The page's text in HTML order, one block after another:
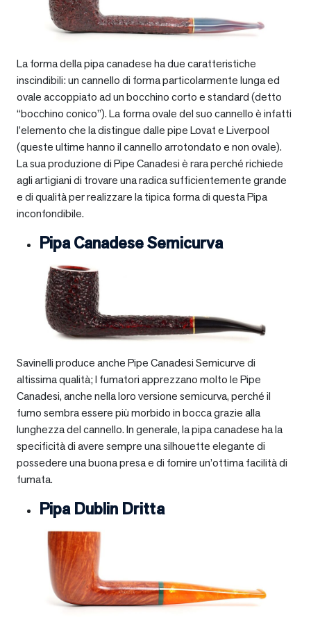
La forma della pipa canadese ha due caratteristiche
inscindibili: un cannello di forma particolarmente lunga ed
ovale accoppiato ad un bocchino corto e standard (detto
“bocchino conico”). La forma ovale del suo cannello è infatti
l’elemento che la distingue dalle pipe Lovat e Liverpool
(queste ultime hanno il cannello arrotondato e non ovale).
La sua produzione di Pipe Canadesi è rara perché richiede
agli artigiani di trovare una radica sufficientemente grande
e di qualità per realizzare la tipica forma di questa Pipa
inconfondibile.
Pipa Canadese Semicurva
Savinelli produce anche Pipe Canadesi Semicurve di
altissima qualità; I fumatori apprezzano molto le Pipe
Canadesi, anche nella loro versione semicurva, perché il
fumo sembra essere più morbido in bocca grazie alla
lunghezza del cannello. In generale, la pipa canadese ha la
specificità di avere sempre una silhouette elegante di
possedere una buona presa e di fornire un’ottima facilità di
fumata.
Pipa Dublin Dritta